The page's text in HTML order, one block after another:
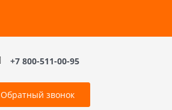
+7 800-511-00-95
Обратный звонок